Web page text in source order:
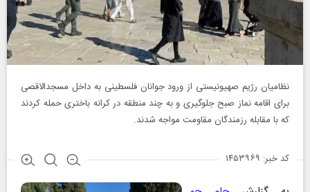
نظامیان رژیم صهیونیستی از ورود جوانان فلسطینی به داخل مسجدالاقصی
برای اقامه نماز صبح جلوگیری و به چند منطقه در کرانه باختری حمله کردند
که با مقابله رزمندگان مقاومت مواجه شدند.
کد خبر: ۱۴۵۳۹۶۹